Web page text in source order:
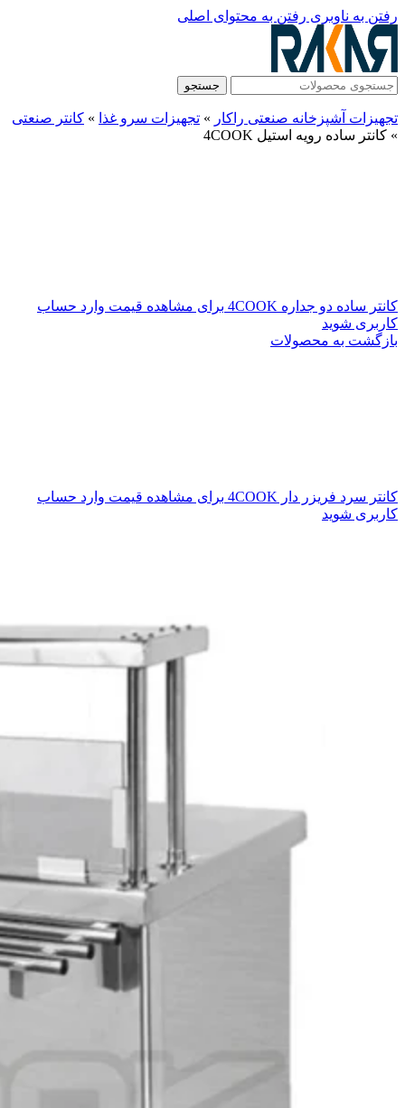
رفتن به ناوبری رفتن به محتوای اصلی
جستجو
تجهیزات آشپزخانه صنعتی راکار » تجهیزات سرو غذا » کانتر صنعتی
» کانتر ساده رویه استیل 4COOK
کانتر ساده دو جداره 4COOK
برای مشاهده قیمت وارد حساب
کاربری شوید
بازگشت به محصولات
کانتر سرد فریزر دار 4COOK
برای مشاهده قیمت وارد حساب
کاربری شوید